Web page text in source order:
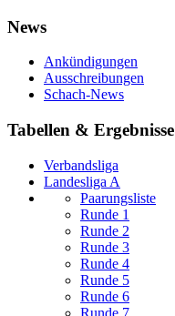
News
Ankündigungen
Ausschreibungen
Schach-News
Tabellen & Ergebnisse
Verbandsliga
Landesliga A
Paarungsliste
Runde 1
Runde 2
Runde 3
Runde 4
Runde 5
Runde 6
Runde 7